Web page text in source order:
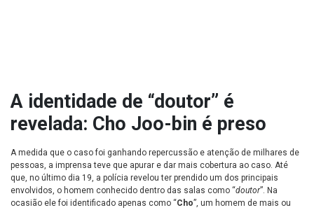
A identidade de “doutor” é
revelada: Cho Joo-bin é preso
A medida que o caso foi ganhando repercussão e atenção de milhares de
pessoas, a imprensa teve que apurar e dar mais cobertura ao caso. Até
que, no último dia 19, a polícia revelou ter prendido um dos principais
envolvidos, o homem conhecido dentro das salas como “doutor”. Na
ocasião ele foi identificado apenas como “Cho”, um homem de mais ou